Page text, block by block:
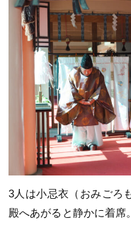
3人は小忌衣（おみごろ
殿へあがると静かに着席